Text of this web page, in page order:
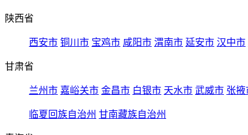
陕西省
西安市 铜川市 宝鸡市 咸阳市 渭南市 延安市 汉中市
甘肃省
兰州市 嘉峪关市 金昌市 白银市 天水市 武威市 张掖
临夏回族自治州 甘南藏族自治州